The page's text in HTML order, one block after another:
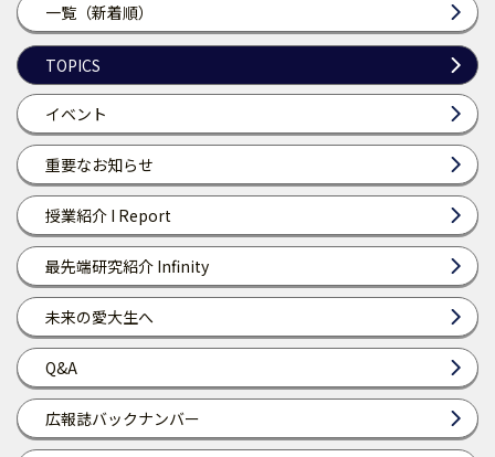
一覧（新着順）
TOPICS
イベント
重要なお知らせ
授業紹介 I Report
最先端研究紹介 Infinity
未来の愛大生へ
Q&A
広報誌バックナンバー